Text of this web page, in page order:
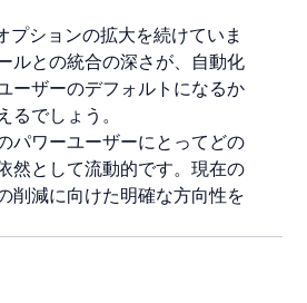
ションの拡大を続けていま
ルとの統合の深さが、自動化
ーザーのデフォルトになるか
るでしょう。
パワーユーザーにとってどの
然として流動的です。現在の
削減に向けた明確な方向性を